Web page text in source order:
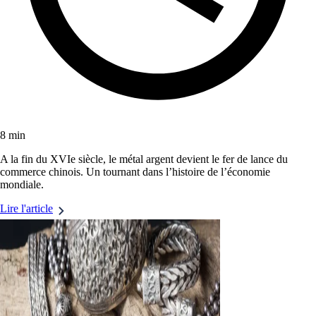
8 min
A la fin du XVIe siècle, le métal argent devient le fer de lance du
commerce chinois. Un tournant dans l’histoire de l’économie
mondiale.
Lire l'article